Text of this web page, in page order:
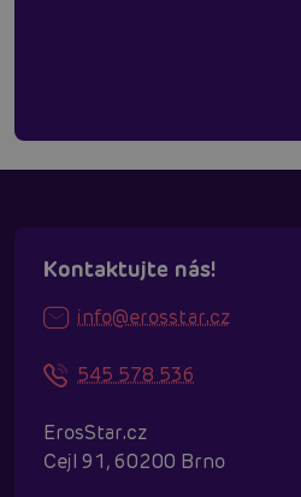
Kontaktujte nás!
info@erosstar.cz
545 578 536
ErosStar.cz
Cejl 91, 60200 Brno